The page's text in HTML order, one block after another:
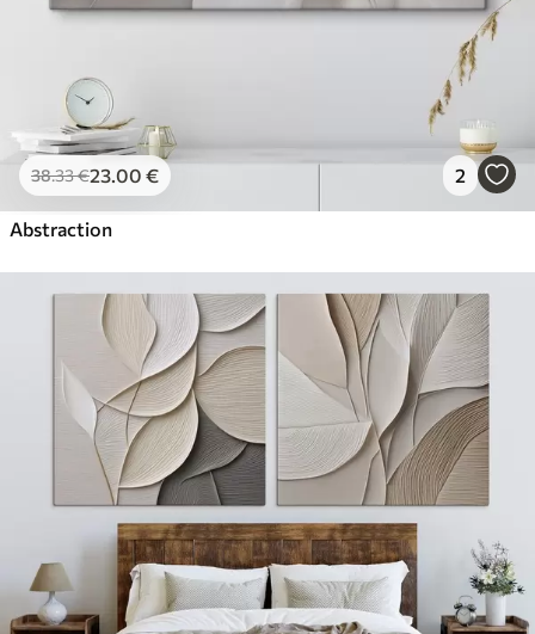
38.33€23.00 € 2
Abstraction